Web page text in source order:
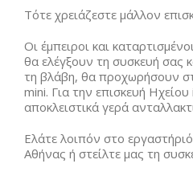
Τότε χρειάζεστε μάλλον
Οι έμπειροι και
θα ελέγξουν τη συσκευή σας
τη βλάβη, θα προχωρήσουν
mini. Για την επισκευή
αποκλειστικά γερά
Ελάτε λοιπόν στο
Αθήνας ή στείλτε μας τη